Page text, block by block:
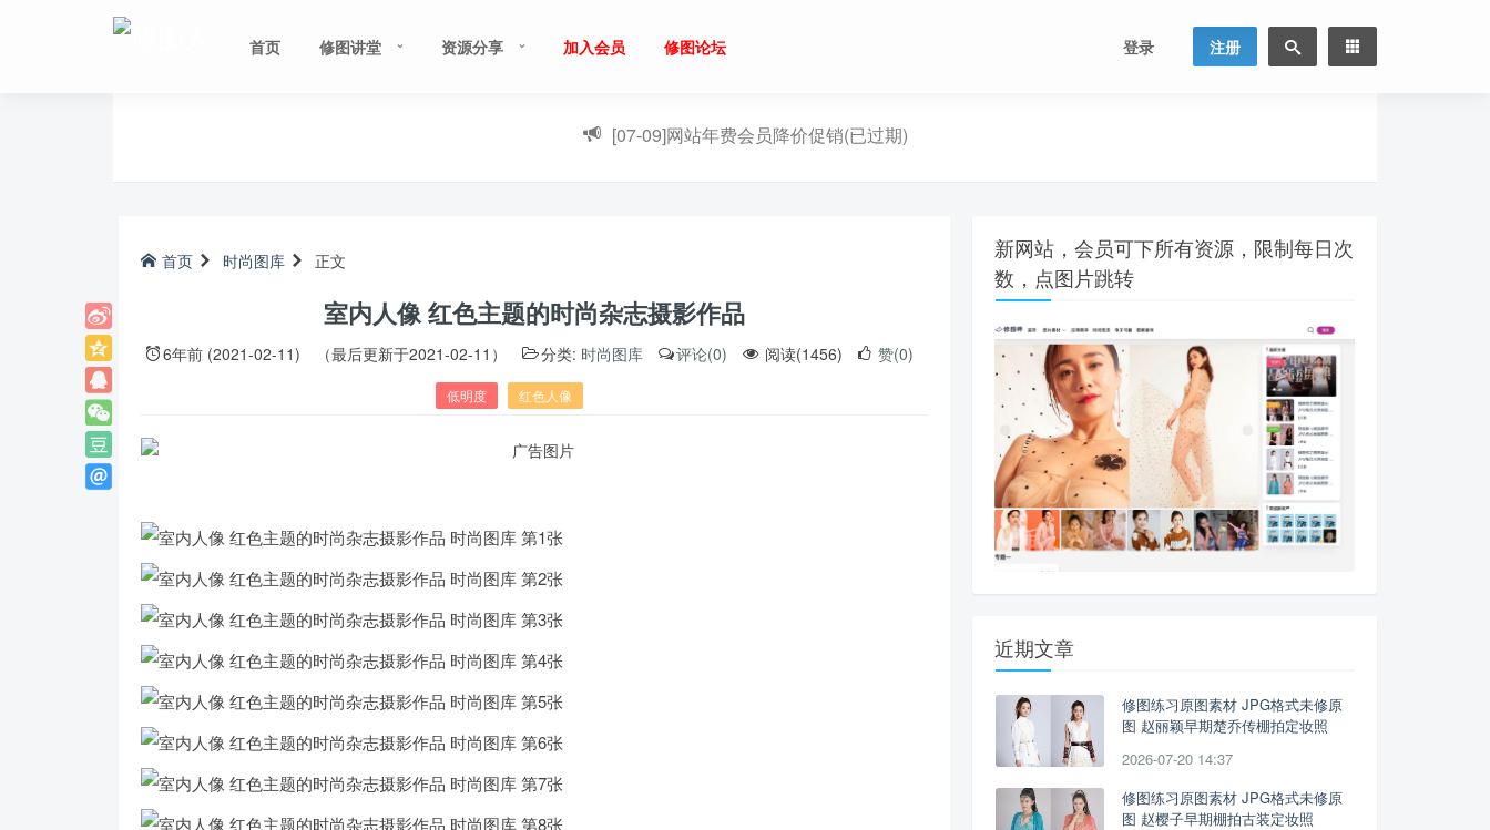
首页 修图讲堂 资源分享 加入会员 修图论坛 登录 注册
[07-09]网站年费会员降价促销(已过期)
首页 时尚图库 正文
室内人像 红色主题的时尚杂志摄影作品
6年前 (2021-02-11) （最后更新于2021-02-11） 分类: 时尚图库 评论(0) 阅读(1456) 赞(0)
低明度 红色人像
新网站，会员可下所有资源，限制每日次
数，点图片跳转
近期文章
修图练习原图素材 JPG格式未修原
图 赵丽颖早期楚乔传棚拍定妆照
2026-07-20 14:37
修图练习原图素材 JPG格式未修原
图 赵樱子早期棚拍古装定妆照